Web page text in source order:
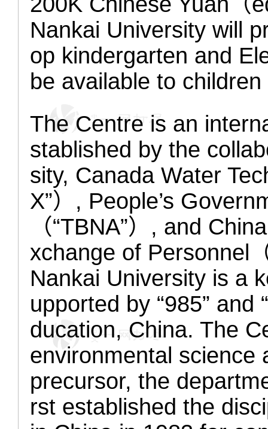
Nankai University will
op kindergarten and
be available to
The Centre is an
stablished by the
sity, Canada Water
X”）, People’s
（“TBNA”）, and
xchange of Personnel
Nankai University is a
upported by “985” and
ducation, China. The
environmental science
precursor, the
rst established the